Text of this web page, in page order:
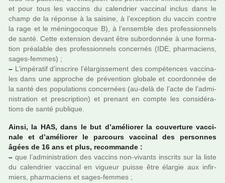
et pour tous les vac­cins du calen­drier vac­ci­nal inclus dans le
champ de la réponse à la sai­sine, à l’excep­tion du vaccin contre
la rage et le ménin­go­co­que B), à l’ensem­ble des pro­fes­sion­nels
de santé. Cette exten­sion devant être subor­don­née à une for­ma­
tion préa­la­ble des pro­fes­sion­nels concer­nés (IDE, phar­ma­ciens,
sages-femmes) ;
– L’impé­ra­tif d’ins­crire l’élargissement des com­pé­ten­ces vac­ci­na­
les dans une appro­che de pré­ven­tion glo­bale et coor­don­née de
la santé des popu­la­tions concer­nées (au-delà de l’acte de l’admi­
nis­tra­tion et pres­crip­tion) et pre­nant en compte les consi­dé­ra­
tions de santé publi­que.
Ainsi, la HAS, dans le but d’amé­lio­rer la cou­ver­ture vac­ci­
nale et d’amé­lio­rer le par­cours vac­ci­nal des per­son­nes
âgées de 16 ans et plus, recom­mande :
– que l’admi­nis­tra­tion des vac­cins non-vivants ins­crits sur la liste
du calen­drier vac­ci­nal en vigueur puisse être élargie aux infir­
miers, phar­ma­ciens et sages-femmes ;